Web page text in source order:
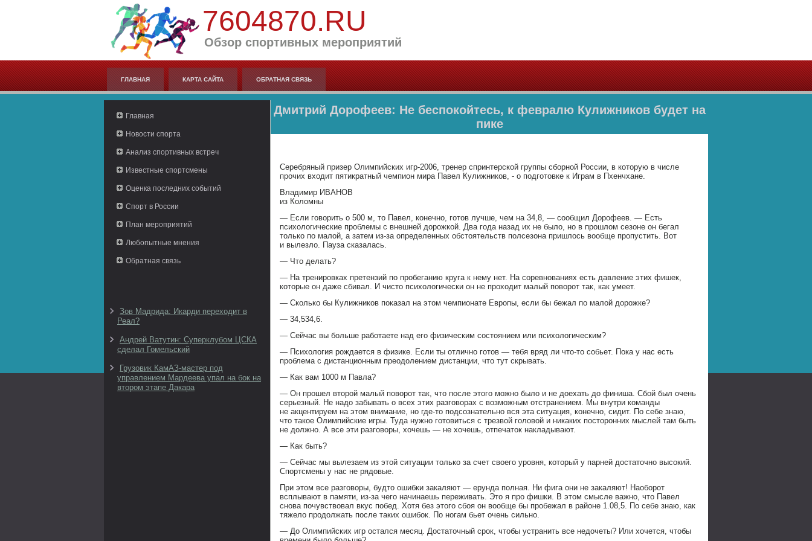
7604870.RU
Обзор спортивных мероприятий
ГЛАВНАЯ КАРТА САЙТА ОБРАТНАЯ СВЯЗЬ
Главная
Новости спорта
Анализ спортивных встреч
Известные спортсмены
Оценка последних событий
Спорт в России
План мероприятий
Любопытные мнения
Обратная связь
Зов Мадрида: Икарди переходит в
Реал?
Андрей Ватутин: Суперклубом ЦСКА
сделал Гомельский
Грузовик КамАЗ-мастер под
управлением Мардеева упал на бок на
втором этапе Дакара
Дмитрий Дорофеев: Не беспокойтесь, к февралю Кулижников будет на
пике
Серебряный призер Олимпийских игр-2006, тренер спринтерской группы сборной России, в которую в числе
прочих входит пятикратный чемпион мира Павел Кулижников, - о подготовке к Играм в Пхенчхане.
Владимир ИВАНОВ
из Коломны
— Если говорить о 500 м, то Павел, конечно, готов лучше, чем на 34,8, — сообщил Дорофеев. — Есть
психологические проблемы с внешней дорожкой. Два года назад их не было, но в прошлом сезоне он бегал
только по малой, а затем из-за определенных обстоятельств полсезона пришлось вообще пропустить. Вот
и вылезло. Пауза сказалась.
— Что делать?
— На тренировках претензий по пробеганию круга к нему нет. На соревнованиях есть давление этих фишек,
которые он даже сбивал. И чисто психологически он не проходит малый поворот так, как умеет.
— Сколько бы Кулижников показал на этом чемпионате Европы, если бы бежал по малой дорожке?
— 34,534,6.
— Сейчас вы больше работаете над его физическим состоянием или психологическим?
— Психология рождается в физике. Если ты отлично готов — тебя вряд ли что-то собьет. Пока у нас есть
проблема с дистанционным преодолением дистанции, что тут скрывать.
— Как вам 1000 м Павла?
— Он прошел второй малый поворот так, что после этого можно было и не доехать до финиша. Сбой был очень
серьезный. Не надо забывать о всех этих разговорах с возможным отстранением. Мы внутри команды
не акцентируем на этом внимание, но где-то подсознательно вся эта ситуация, конечно, сидит. По себе знаю,
что такое Олимпийские игры. Туда нужно готовиться с трезвой головой и никаких посторонних мыслей там быть
не должно. А все эти разговоры, хочешь — не хочешь, отпечаток накладывают.
— Как быть?
— Сейчас мы вылезаем из этой ситуации только за счет своего уровня, который у парней достаточно высокий.
Спортсмены у нас не рядовые.
При этом все разговоры, будто ошибки закаляют — ерунда полная. Ни фига они не закаляют! Наоборот
всплывают в памяти, из-за чего начинаешь переживать. Это я про фишки. В этом смысле важно, что Павел
снова почувствовал вкус побед. Хотя без этого сбоя он вообще бы пробежал в районе 1.08,5. По себе знаю, как
тяжело продолжать после таких ошибок. По ногам бьет очень сильно.
— До Олимпийских игр остался месяц. Достаточный срок, чтобы устранить все недочеты? Или хочется, чтобы